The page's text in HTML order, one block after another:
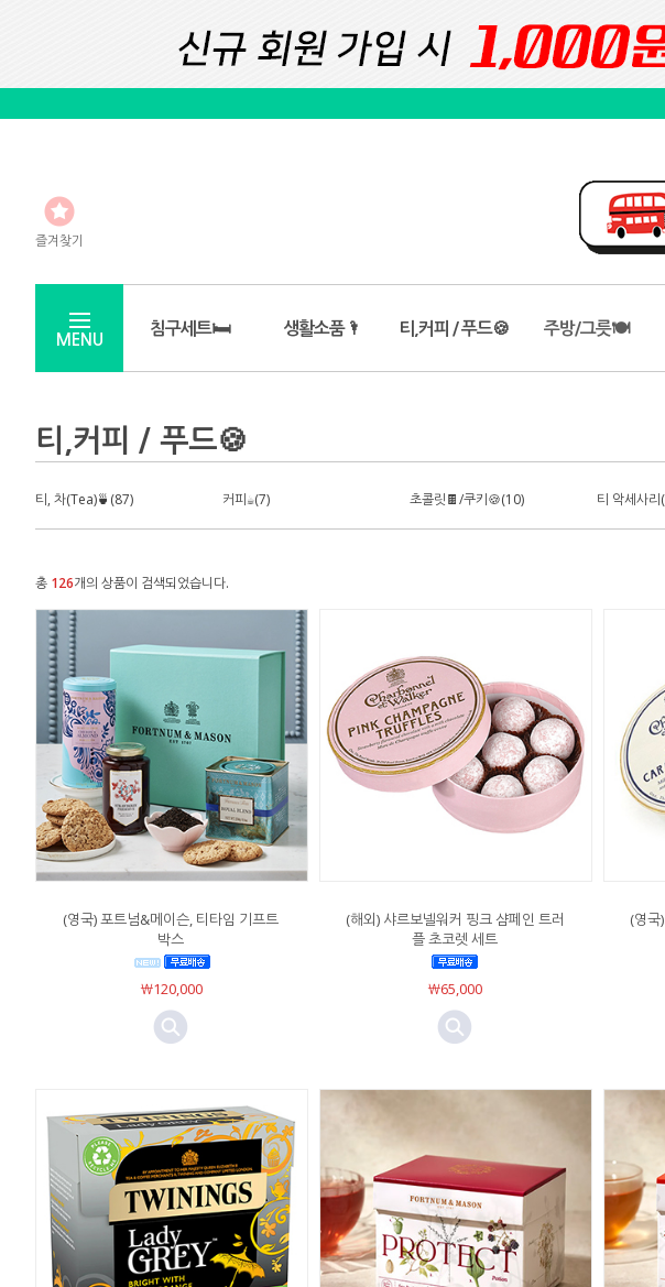
즐겨찾기
MENU
침구세트🛏️ 생활소품🌂 티,커피 / 푸드🍪 주방/그릇🍽️
티,커피 / 푸드🍪
티, 차(Tea)🍵(87) 커피☕(7) 초콜릿🍫/쿠키🍪(10) 티 악세사리
총 126개의 상품이 검색되었습니다.
(영국) 포트넘&메이슨, 티타임 기프트
박스
￦120,000
(해외) 샤르보넬워커 핑크 샴페인 트러
플 초코렛 세트
￦65,000
(영국